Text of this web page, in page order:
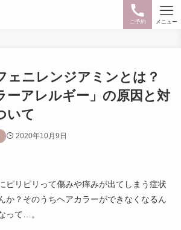
ご予約 メニュー
ェニレンジアミンとは？
ーアレルギー」の原因と対
いて
2020年10月9日
ピリピリって傷みや痒みが出てしまう症状
か？そのうちヘアカラーができなくなるん
って…。